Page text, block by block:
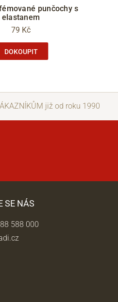
punčochy s
elastanem
79 Kč
DOKOUPIT
již od roku 1990
SE NÁS
588 000